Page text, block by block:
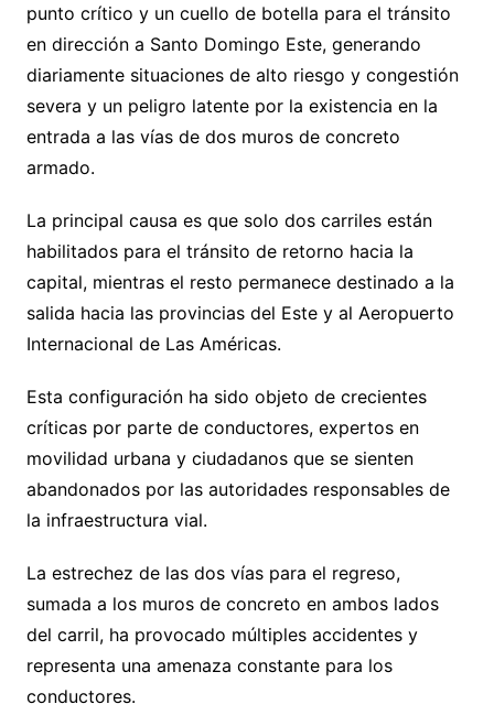
punto crítico y un cuello de botella para el tránsito
en dirección a Santo Domingo Este, generando
diariamente situaciones de alto riesgo y congestión
severa y un peligro latente por la existencia en la
entrada a las vías de dos muros de concreto
armado.
La principal causa es que solo dos carriles están
habilitados para el tránsito de retorno hacia la
capital, mientras el resto permanece destinado a la
salida hacia las provincias del Este y al Aeropuerto
Internacional de Las Américas.
Esta configuración ha sido objeto de crecientes
críticas por parte de conductores, expertos en
movilidad urbana y ciudadanos que se sienten
abandonados por las autoridades responsables de
la infraestructura vial.
La estrechez de las dos vías para el regreso,
sumada a los muros de concreto en ambos lados
del carril, ha provocado múltiples accidentes y
representa una amenaza constante para los
conductores.